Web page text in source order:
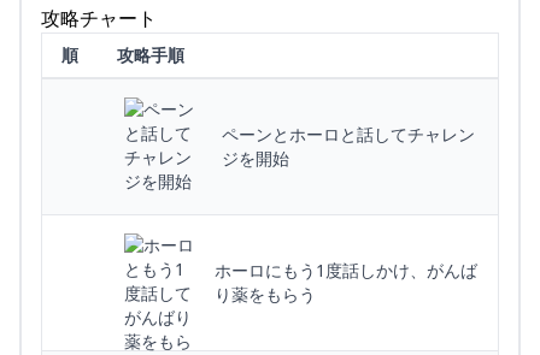
攻略チャート
順 攻略手順
ペーンとホーロと話してチャレン
ジを開始
ホーロにもう1度話しかけ、がんば
り薬をもらう